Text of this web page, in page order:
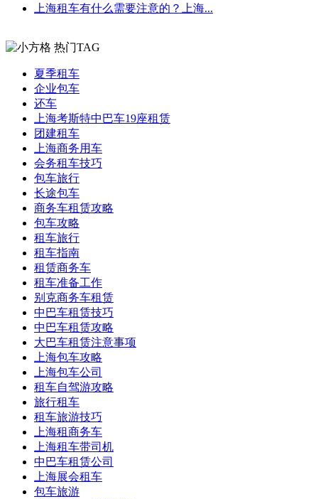
上海租车有什么需要注意的？上海...
热门TAG
夏季租车
企业包车
还车
上海考斯特中巴车19座租赁
团建租车
上海商务用车
会务租车技巧
包车旅行
长途包车
商务车租赁攻略
包车攻略
租车旅行
租车指南
租赁商务车
租车准备工作
别克商务车租赁
中巴车租赁技巧
中巴车租赁攻略
大巴车租赁注意事项
上海包车攻略
上海包车公司
租车自驾游攻略
旅行租车
租车旅游技巧
上海租商务车
上海租车带司机
中巴车租赁公司
上海展会租车
包车旅游